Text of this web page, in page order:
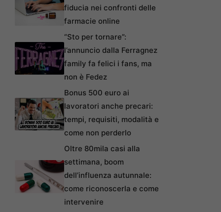
fiducia nei confronti delle
farmacie online
“Sto per tornare”:
l’annuncio dalla Ferragnez
family fa felici i fans, ma
non è Fedez
Bonus 500 euro ai
lavoratori anche precari:
tempi, requisiti, modalità e
come non perderlo
Oltre 80mila casi alla
settimana, boom
dell’influenza autunnale:
come riconoscerla e come
intervenire